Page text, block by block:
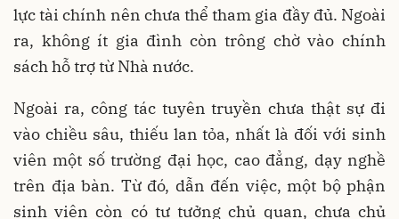
lực tài chính nên chưa thể tham gia đầy đủ. Ngoài
ra, không ít gia đình còn trông chờ vào chính
sách hỗ trợ từ Nhà nước.
Ngoài ra, công tác tuyên truyền chưa thật sự đi
vào chiều sâu, thiếu lan tỏa, nhất là đối với sinh
viên một số trường đại học, cao đẳng, dạy nghề
trên địa bàn. Từ đó, dẫn đến việc, một bộ phận
sinh viên còn có tư tưởng chủ quan, chưa chủ